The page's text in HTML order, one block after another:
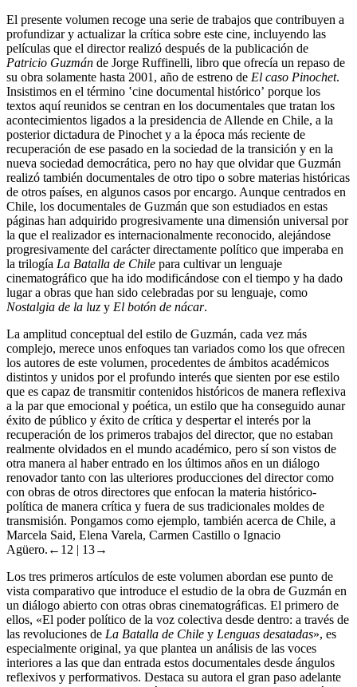
El presente volumen recoge una serie de trabajos que contribuyen a
profundizar y actualizar la crítica sobre este cine, incluyendo las
películas que el director realizó después de la publicación de
Patricio Guzmán de Jorge Ruffinelli, libro que ofrecía un repaso de
su obra solamente hasta 2001, año de estreno de El caso Pinochet.
Insistimos en el término ʽcine documental históricoʼ porque los
textos aquí reunidos se centran en los documentales que tratan los
acontecimientos ligados a la presidencia de Allende en Chile, a la
posterior dictadura de Pinochet y a la época más reciente de
recuperación de ese pasado en la sociedad de la transición y en la
nueva sociedad democrática, pero no hay que olvidar que Guzmán
realizó también documentales de otro tipo o sobre materias históricas
de otros países, en algunos casos por encargo. Aunque centrados en
Chile, los documentales de Guzmán que son estudiados en estas
páginas han adquirido progresivamente una dimensión universal por
la que el realizador es internacionalmente reconocido, alejándose
progresivamente del carácter directamente político que imperaba en
la trilogía La Batalla de Chile para cultivar un lenguaje
cinematográfico que ha ido modificándose con el tiempo y ha dado
lugar a obras que han sido celebradas por su lenguaje, como
Nostalgia de la luz y El botón de nácar.
La amplitud conceptual del estilo de Guzmán, cada vez más
complejo, merece unos enfoques tan variados como los que ofrecen
los autores de este volumen, procedentes de ámbitos académicos
distintos y unidos por el profundo interés que sienten por ese estilo
que es capaz de transmitir contenidos históricos de manera reflexiva
a la par que emocional y poética, un estilo que ha conseguido aunar
éxito de público y éxito de crítica y despertar el interés por la
recuperación de los primeros trabajos del director, que no estaban
realmente olvidados en el mundo académico, pero sí son vistos de
otra manera al haber entrado en los últimos años en un diálogo
renovador tanto con las ulteriores producciones del director como
con obras de otros directores que enfocan la materia histórico-
política de manera crítica y fuera de sus tradicionales moldes de
transmisión. Pongamos como ejemplo, también acerca de Chile, a
Marcela Said, Elena Varela, Carmen Castillo o Ignacio
Agüero. ←12 | 13→
Los tres primeros artículos de este volumen abordan ese punto de
vista comparativo que introduce el estudio de la obra de Guzmán en
un diálogo abierto con otras obras cinematográficas. El primero de
ellos, «El poder político de la voz colectiva desde dentro: a través de
las revoluciones de La Batalla de Chile y Lenguas desatadas», es
especialmente original, ya que plantea un análisis de las voces
interiores a las que dan entrada estos documentales desde ángulos
reflexivos y performativos. Destaca su autora el gran paso adelante